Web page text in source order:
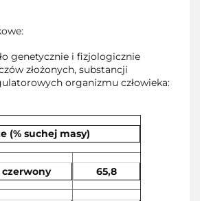
genetycznie i fizjologicznie
złożonych, substancji
organizmu człowieka:
(% suchej masy)
65,8